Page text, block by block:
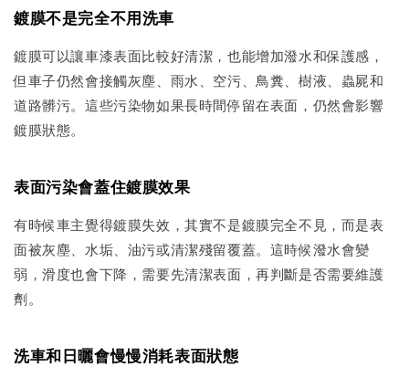
鍍膜不是完全不用洗車
鍍膜可以讓車漆表面比較好清潔，也能增加潑水和保護感，
但車子仍然會接觸灰塵、雨水、空污、鳥糞、樹液、蟲屍和
道路髒污。這些污染物如果長時間停留在表面，仍然會影響
鍍膜狀態。
表面污染會蓋住鍍膜效果
有時候車主覺得鍍膜失效，其實不是鍍膜完全不見，而是表
面被灰塵、水垢、油污或清潔殘留覆蓋。這時候潑水會變
弱，滑度也會下降，需要先清潔表面，再判斷是否需要維護
劑。
洗車和日曬會慢慢消耗表面狀態